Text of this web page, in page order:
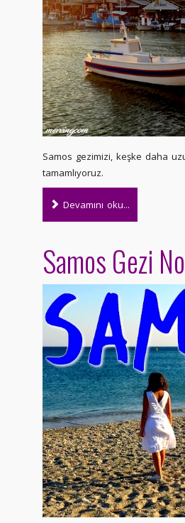
Samos gezimizi, keşke daha
tamamlıyoruz.
Devamını oku...
Samos Gezi